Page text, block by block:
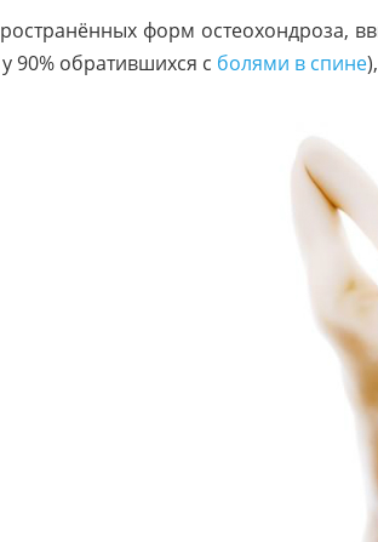
форм остеохондроза,
90% обратившихся с болями в спине